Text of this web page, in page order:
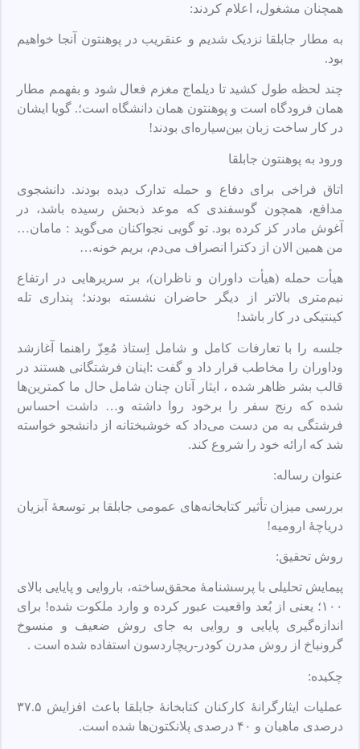
همچنان مشغول، اعلام کردند:
به مطار جابلقا نزدیک شدیم و عنقریب در پوهنتون آنجا خواهیم
بود.
چند لحظه طول کشید تا دیلماج مغزم فعال شود و بفهمم مطار
همان فرودگاه است و پوهنتون همان دانشگاه است؛. گویا ایشان
در کار ساخت زبان بین‌سیاره‌ای بودند!
ورود به پوهنتون جابلقا
اتاق فراخی برای دفاع و حمله تدارک دیده بودند. دانشجوی
مدافع، همچون گوسفندی که موعد ذبحش رسیده باشد، در
آغوش مادر کز کرده بود. تو گویی نجواکنان می‌گوید : مامان…
من همین الان از دکترا انصراف می‌دم، بریم خونه…
هیأت حمله (هیأت داوران و ناظران)، بر سریرهایی در ارتفاع
نیم‌متری بالاتر از دیگر حاضران نشسته بودند؛ پنداری تله
کینتیکی در کار باشد!
جلسه را با تعارفات کامل و شامل اِستاذ مُعِزّ راهنما آغازشد
وداوران را مخاطب قرار داد و گفت :اینان فرشتگانی هستند در
قالب بشر ظاهر شده ، ایثار آنان چنان شامل حال ما کمترین‌ها
شده که رنج سفر را برخود روا داشته و… داشت احساس
فرشتگی به من دست می‌داد که خوشبختانه از دانشجو خواسته
شد که ارائه خود را شروع کند.
عنوان رساله:
بررسی میزان تأثیر کتابخانه‌های عمومی جابلقا بر توسعهٔ آبزیان
دریاچهٔ ارومیه!
روش تحقیق:
پیمایش تحلیلی با پرسشنامهٔ محقق‌ساخته، باروایی و پایایی بالای
۱۰۰؛ یعنی از بُعد واقعیت عبور کرده و وارد ملکوت شده! برای
اندازه‌گیری پایایی و روایی به جای روش ضعیف و منسوخ
گرونباخ از روش مدرن کودر-ریچاردسون استفاده شده است .
چکیده:
عملیات ایثارگرانهٔ کارکنان کتابخانهٔ جابلقا باعث افزایش ۳۷.۵
درصدی ماهیان و ۴۰ درصدی پلانکتون‌ها شده است.